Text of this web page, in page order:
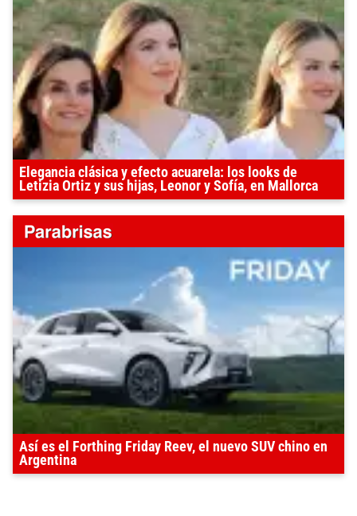
Elegancia clásica y efecto acuarela: los looks de
Letizia Ortiz y sus hijas, Leonor y Sofía, en Mallorca
Así es el Forthing Friday Reev, el nuevo SUV chino en
Argentina